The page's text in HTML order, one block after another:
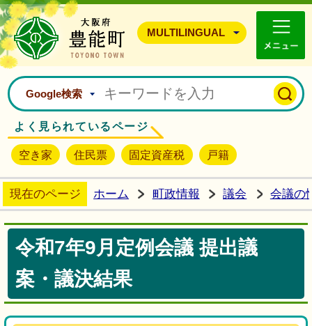
豊能町ホームページ
MULTILINGUAL
Google検索
よく見られているページ
空き家 住民票 固定資産税 戸籍
現在のページ ホーム 町政情報 議会 会議の
令和7年9月定例会議 提出議
案・議決結果